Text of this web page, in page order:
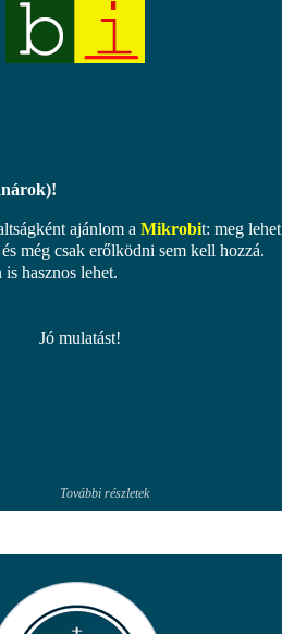
ajánlom a Mikrobit: meg lehet
még csak erőlködni sem kell hozzá.
hasznos lehet.
Jó mulatást!
További részletek